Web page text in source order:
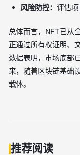
风险防控： 评估项
总体而言，NFT已从
正通过所有权证明、
数据表明，市场底部
来，随着区块链基础
载体。
推荐阅读